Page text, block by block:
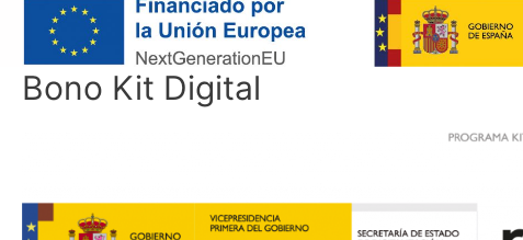
Bono Kit Digital